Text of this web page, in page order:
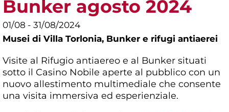
Bunker agosto 2024
01/08 - 31/08/2024
Musei di Villa Torlonia, Bunker e rifugi antiaerei
Visite al Rifugio antiaereo e al Bunker situati
sotto il Casino Nobile aperte al pubblico con un
nuovo allestimento multimediale che consente
una visita immersiva ed esperienziale.